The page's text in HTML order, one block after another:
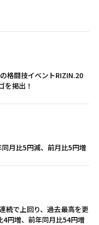
格闘技イベントRIZIN.20
を掲出！
月比5円減、前月比5円増
で上回り、過去最高を更
円増、前年同月比54円増